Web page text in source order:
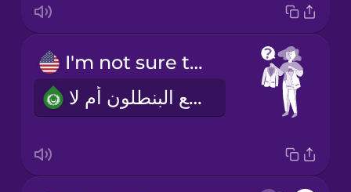
I'm not sure that blazer goes with the pants.
لا أعرف هل الجاكيت يتناسب مع البنطلون أم لا.